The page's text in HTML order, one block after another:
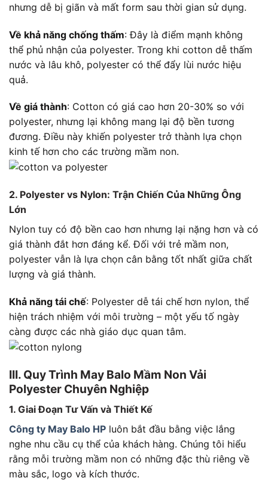
nhưng dễ bị giãn và mất form sau thời gian sử dụng.
Về khả năng chống thấm: Đây là điểm mạnh không
thể phủ nhận của polyester. Trong khi cotton dễ thấm
nước và lâu khô, polyester có thể đẩy lùi nước hiệu
quả.
Về giá thành: Cotton có giá cao hơn 20-30% so với
polyester, nhưng lại không mang lại độ bền tương
đương. Điều này khiến polyester trở thành lựa chọn
kinh tế hơn cho các trường mầm non.
2. Polyester vs Nylon: Trận Chiến Của Những Ông
Lớn
Nylon tuy có độ bền cao hơn nhưng lại nặng hơn và có
giá thành đắt hơn đáng kể. Đối với trẻ mầm non,
polyester vẫn là lựa chọn cân bằng tốt nhất giữa chất
lượng và giá thành.
Khả năng tái chế: Polyester dễ tái chế hơn nylon, thể
hiện trách nhiệm với môi trường – một yếu tố ngày
càng được các nhà giáo dục quan tâm.
III. Quy Trình May Balo Mầm Non Vải
Polyester Chuyên Nghiệp
1. Giai Đoạn Tư Vấn và Thiết Kế
Công ty May Balo HP luôn bắt đầu bằng việc lắng
nghe nhu cầu cụ thể của khách hàng. Chúng tôi hiểu
rằng mỗi trường mầm non có những đặc thù riêng về
màu sắc, logo và kích thước.